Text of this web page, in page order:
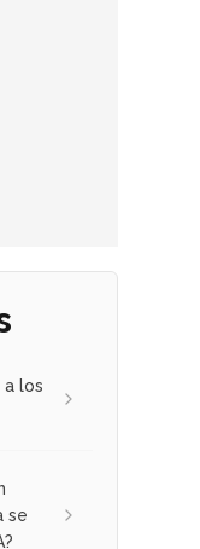
a los
se